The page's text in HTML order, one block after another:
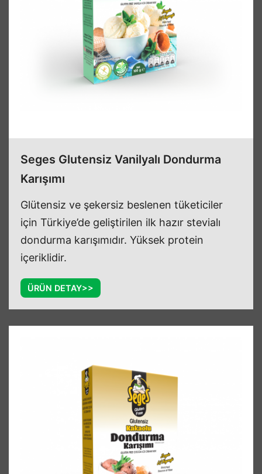
Seges Glutensiz Vanilyalı Dondurma
Karışımı
Glütensiz ve şekersiz beslenen tüketiciler
için Türkiye’de geliştirilen ilk hazır stevialı
dondurma karışımıdır. Yüksek protein
içeriklidir.
ÜRÜN DETAY>>